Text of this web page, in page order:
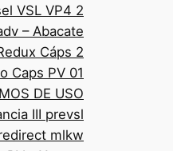
VSL VP4 2
– Abacate
Cáps 2
Caps PV 01
DE USO
III prevsl
mlkw